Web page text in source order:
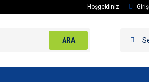
Hoşgeldiniz
ARA